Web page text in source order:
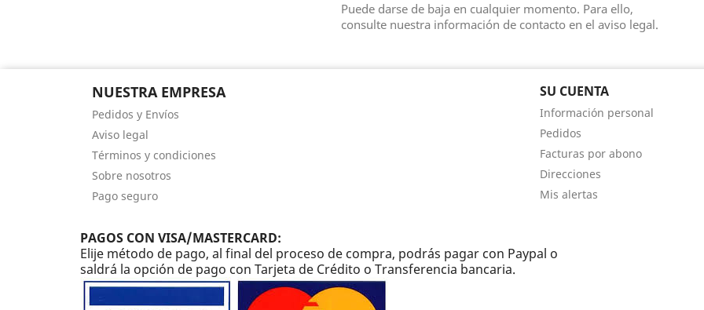
Puede darse de baja en cualquier momento. Para ello,
consulte nuestra información de contacto en el aviso legal.
NUESTRA EMPRESA
Pedidos y Envíos
Aviso legal
Términos y condiciones
Sobre nosotros
Pago seguro
SU CUENTA
Información personal
Pedidos
Facturas por abono
Direcciones
Mis alertas
PAGOS CON VISA/MASTERCARD:
Elije método de pago, al final del proceso de compra, podrás pagar con Paypal o
saldrá la opción de pago con Tarjeta de Crédito o Transferencia bancaria.